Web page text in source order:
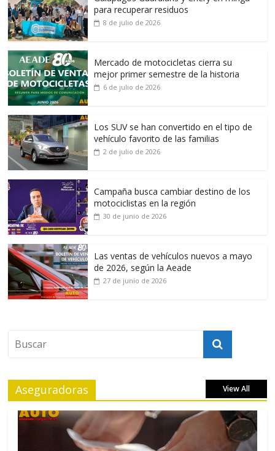
para recuperar residuos
8 de julio de 2026
Mercado de motocicletas cierra su
mejor primer semestre de la historia
6 de julio de 2026
Los SUV se han convertido en el tipo de
vehículo favorito de las familias
2 de julio de 2026
Campaña busca cambiar destino de los
motociclistas en la región
30 de junio de 2026
Las ventas de vehículos nuevos a mayo
de 2026, según la Aeade
27 de junio de 2026
Aseguradoras View All